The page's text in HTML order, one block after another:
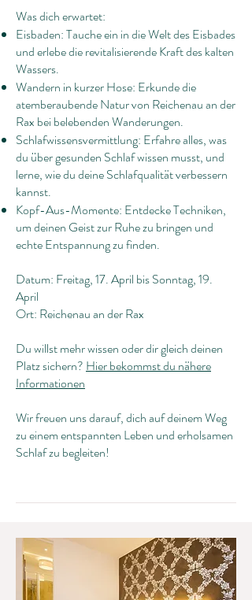
Was dich erwartet:
Eisbaden: Tauche ein in die Welt des Eisbades
und erlebe die revitalisierende Kraft des kalten
Wassers.
Wandern in kurzer Hose: Erkunde die
atemberaubende Natur von Reichenau an der
Rax bei belebenden Wanderungen.
Schlafwissensvermittlung: Erfahre alles, was
du über gesunden Schlaf wissen musst, und
lerne, wie du deine Schlafqualität verbessern
kannst.
Kopf-Aus-Momente: Entdecke Techniken,
um deinen Geist zur Ruhe zu bringen und
echte Entspannung zu finden.
Datum: Freitag, 17. April bis Sonntag, 19.
April
Ort: Reichenau an der Rax
Du willst mehr wissen oder dir gleich deinen
Platz sichern? Hier bekommst du nähere
Informationen
Wir freuen uns darauf, dich auf deinem Weg
zu einem entspannten Leben und erholsamen
Schlaf zu begleiten!